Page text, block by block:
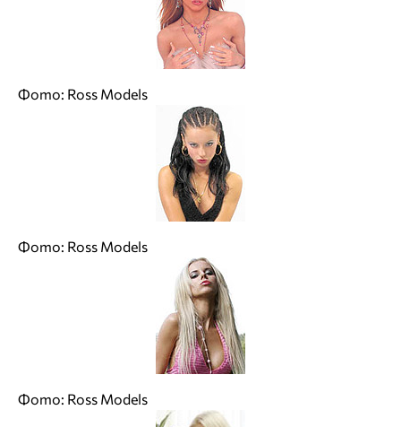
Фото: Ross Models
Фото: Ross Models
Фото: Ross Models